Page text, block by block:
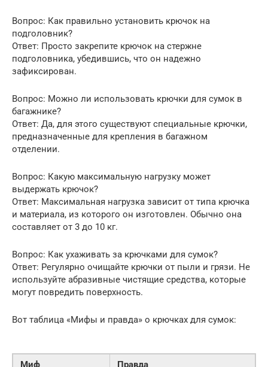
Вопрос: Как правильно установить крючок на
подголовник?
Ответ: Просто закрепите крючок на стержне
подголовника, убедившись, что он надежно
зафиксирован.
Вопрос: Можно ли использовать крючки для сумок в
багажнике?
Ответ: Да, для этого существуют специальные крючки,
предназначенные для крепления в багажном
отделении.
Вопрос: Какую максимальную нагрузку может
выдержать крючок?
Ответ: Максимальная нагрузка зависит от типа крючка
и материала, из которого он изготовлен. Обычно она
составляет от 3 до 10 кг.
Вопрос: Как ухаживать за крючками для сумок?
Ответ: Регулярно очищайте крючки от пыли и грязи. Не
используйте абразивные чистящие средства, которые
могут повредить поверхность.
Вот таблица «Мифы и правда» о крючках для сумок:
Миф Правда